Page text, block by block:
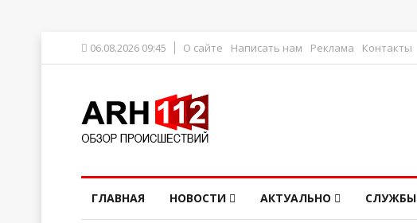
06.08.2026 09:45 О сайте Написать нам Реклама Контакты
ГЛАВНАЯ НОВОСТИ АКТУАЛЬНО СЛУЖБЫ